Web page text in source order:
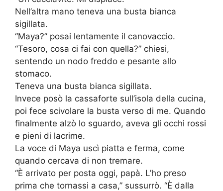
Nell’altra mano teneva una busta bianca
sigillata.
“Maya?” posai lentamente il canovaccio.
“Tesoro, cosa ci fai con quella?” chiesi,
sentendo un nodo freddo e pesante allo
stomaco.
Teneva una busta bianca sigillata.
Invece posò la cassaforte sull’isola della cucina,
poi fece scivolare la busta verso di me. Quando
finalmente alzò lo sguardo, aveva gli occhi rossi
e pieni di lacrime.
La voce di Maya uscì piatta e ferma, come
quando cercava di non tremare.
“È arrivato per posta oggi, papà. L’ho preso
prima che tornassi a casa,” sussurrò. “È dalla